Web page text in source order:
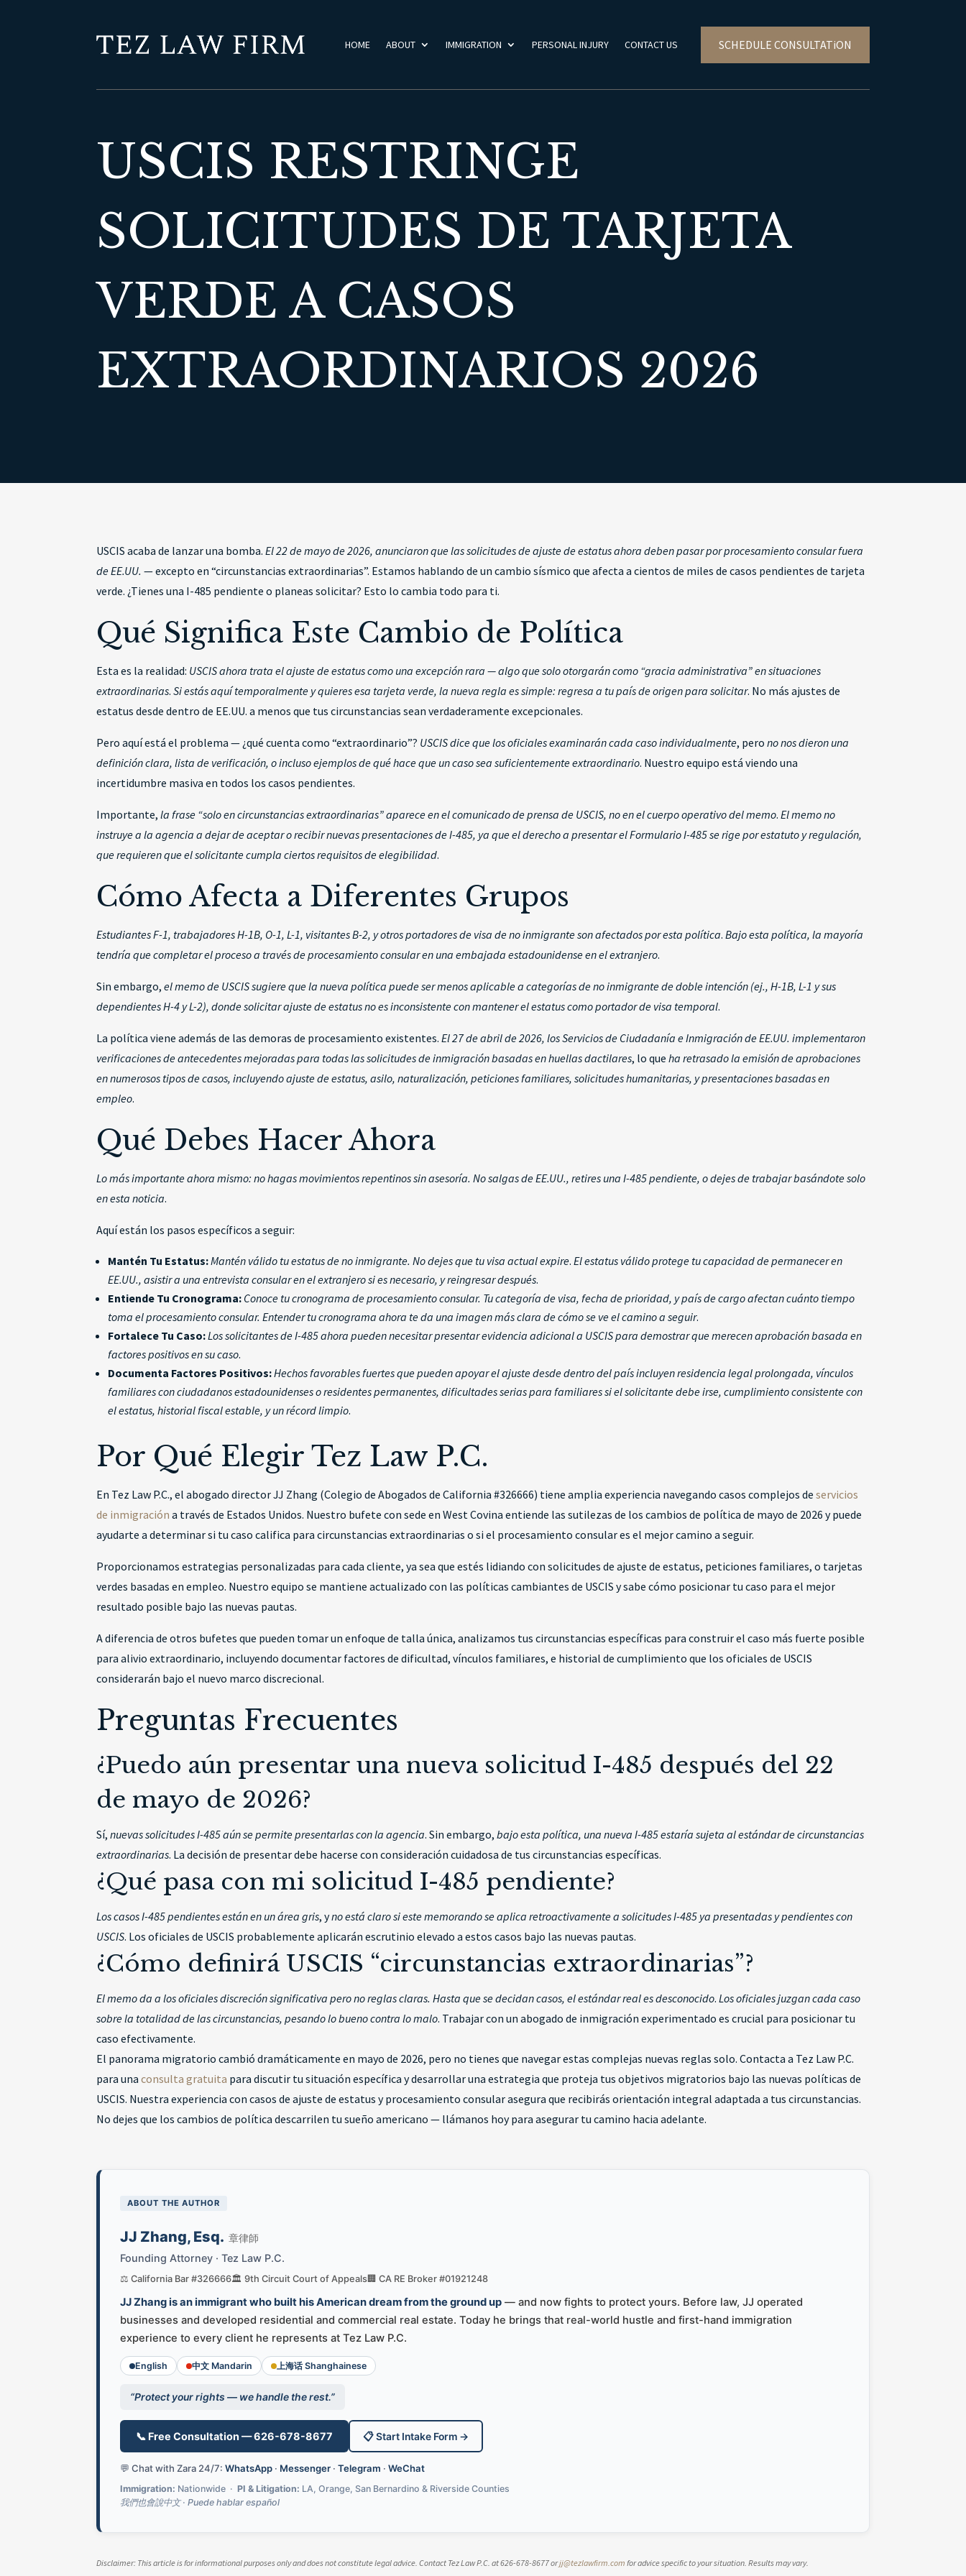
HOME ABOUT IMMIGRATION PERSONAL INJURY CONTACT US SCHEDULE CONSULTATiON
USCIS RESTRINGE
SOLICITUDES DE TARJETA
VERDE A CASOS
EXTRAORDINARIOS 2026
USCIS acaba de lanzar una bomba.El 22 de mayo de 2026, anunciaron que las solicitudes de ajuste de estatus ahora deben pasar por procesamiento consular fuera
de EE.UU. — excepto en “circunstancias extraordinarias”. Estamos hablando de un cambio sísmico que afecta a cientos de miles de casos pendientes de tarjeta
verde. ¿Tienes una I-485 pendiente o planeas solicitar? Esto lo cambia todo para ti.
Qué Significa Este Cambio de Política
Esta es la realidad: USCIS ahora trata el ajuste de estatus como una excepción rara — algo que solo otorgarán como “gracia administrativa” en situaciones
extraordinarias.Si estás aquí temporalmente y quieres esa tarjeta verde, la nueva regla es simple: regresa a tu país de origen para solicitar. No más ajustes de
estatus desde dentro de EE.UU. a menos que tus circunstancias sean verdaderamente excepcionales.
Pero aquí está el problema — ¿qué cuenta como “extraordinario”? USCIS dice que los oficiales examinarán cada caso individualmente, perono nos dieron una
definición clara, lista de verificación, o incluso ejemplos de qué hace que un caso sea suficientemente extraordinario. Nuestro equipo está viendo una
incertidumbre masiva en todos los casos pendientes.
Importante,la frase “solo en circunstancias extraordinarias” aparece en el comunicado de prensa de USCIS, no en el cuerpo operativo del memo.El memo no
instruye a la agencia a dejar de aceptar o recibir nuevas presentaciones de I-485, ya que el derecho a presentar el Formulario I-485 se rige por estatuto y regulación,
que requieren que el solicitante cumpla ciertos requisitos de elegibilidad.
Cómo Afecta a Diferentes Grupos
Estudiantes F-1, trabajadores H-1B, O-1, L-1, visitantes B-2, y otros portadores de visa de no inmigrante son afectados por esta política.Bajo esta política, la mayoría
tendría que completar el proceso a través de procesamiento consular en una embajada estadounidense en el extranjero.
Sin embargo,el memo de USCIS sugiere que la nueva política puede ser menos aplicable a categorías de no inmigrante de doble intención (ej., H-1B, L-1 y sus
dependientes H-4 y L-2), donde solicitar ajuste de estatus no es inconsistente con mantener el estatus como portador de visa temporal.
La política viene además de las demoras de procesamiento existentes.El 27 de abril de 2026, los Servicios de Ciudadanía e Inmigración de EE.UU. implementaron
verificaciones de antecedentes mejoradas para todas las solicitudes de inmigración basadas en huellas dactilares, lo queha retrasado la emisión de aprobaciones
en numerosos tipos de casos, incluyendo ajuste de estatus, asilo, naturalización, peticiones familiares, solicitudes humanitarias, y presentaciones basadas en
empleo.
Qué Debes Hacer Ahora
Lo más importante ahora mismo: no hagas movimientos repentinos sin asesoría. No salgas de EE.UU., retires una I-485 pendiente, o dejes de trabajar basándote solo
en esta noticia.
Aquí están los pasos específicos a seguir:
Mantén Tu Estatus:Mantén válido tu estatus de no inmigrante. No dejes que tu visa actual expire.El estatus válido protege tu capacidad de permanecer en
EE.UU., asistir a una entrevista consular en el extranjero si es necesario, y reingresar después.
Entiende Tu Cronograma: Conoce tu cronograma de procesamiento consular. Tu categoría de visa, fecha de prioridad, y país de cargo afectan cuánto tiempo
toma el procesamiento consular. Entender tu cronograma ahora te da una imagen más clara de cómo se ve el camino a seguir.
Fortalece Tu Caso:Los solicitantes de I-485 ahora pueden necesitar presentar evidencia adicional a USCIS para demostrar que merecen aprobación basada en
factores positivos en su caso.
Documenta Factores Positivos:Hechos favorables fuertes que pueden apoyar el ajuste desde dentro del país incluyen residencia legal prolongada, vínculos
familiares con ciudadanos estadounidenses o residentes permanentes, dificultades serias para familiares si el solicitante debe irse, cumplimiento consistente con
el estatus, historial fiscal estable, y un récord limpio.
Por Qué Elegir Tez Law P.C.
En Tez Law P.C., el abogado director JJ Zhang (Colegio de Abogados de California #326666) tiene amplia experiencia navegando casos complejos deservicios
de inmigración a través de Estados Unidos. Nuestro bufete con sede en West Covina entiende las sutilezas de los cambios de política de mayo de 2026 y puede
ayudarte a determinar si tu caso califica para circunstancias extraordinarias o si el procesamiento consular es el mejor camino a seguir.
Proporcionamos estrategias personalizadas para cada cliente, ya sea que estés lidiando con solicitudes de ajuste de estatus, peticiones familiares, o tarjetas
verdes basadas en empleo. Nuestro equipo se mantiene actualizado con las políticas cambiantes de USCIS y sabe cómo posicionar tu caso para el mejor
resultado posible bajo las nuevas pautas.
A diferencia de otros bufetes que pueden tomar un enfoque de talla única, analizamos tus circunstancias específicas para construir el caso más fuerte posible
para alivio extraordinario, incluyendo documentar factores de dificultad, vínculos familiares, e historial de cumplimiento que los oficiales de USCIS
considerarán bajo el nuevo marco discrecional.
Preguntas Frecuentes
¿Puedo aún presentar una nueva solicitud I-485 después del 22
de mayo de 2026?
Sí,nuevas solicitudes I-485 aún se permite presentarlas con la agencia. Sin embargo,bajo esta política, una nueva I-485 estaría sujeta al estándar de circunstancias
extraordinarias. La decisión de presentar debe hacerse con consideración cuidadosa de tus circunstancias específicas.
¿Qué pasa con mi solicitud I-485 pendiente?
Los casos I-485 pendientes están en un área gris, yno está claro si este memorando se aplica retroactivamente a solicitudes I-485 ya presentadas y pendientes con
USCIS. Los oficiales de USCIS probablemente aplicarán escrutinio elevado a estos casos bajo las nuevas pautas.
¿Cómo definirá USCIS “circunstancias extraordinarias”?
El memo da a los oficiales discreción significativa pero no reglas claras. Hasta que se decidan casos, el estándar real es desconocido.Los oficiales juzgan cada caso
sobre la totalidad de las circunstancias, pesando lo bueno contra lo malo. Trabajar con un abogado de inmigración experimentado es crucial para posicionar tu
caso efectivamente.
El panorama migratorio cambió dramáticamente en mayo de 2026, pero no tienes que navegar estas complejas nuevas reglas solo. Contacta a Tez Law P.C.
para unaconsulta gratuita para discutir tu situación específica y desarrollar una estrategia que proteja tus objetivos migratorios bajo las nuevas políticas de
USCIS. Nuestra experiencia con casos de ajuste de estatus y procesamiento consular asegura que recibirás orientación integral adaptada a tus circunstancias.
No dejes que los cambios de política descarrilen tu sueño americano — llámanos hoy para asegurar tu camino hacia adelante.
ABOUT THE AUTHOR
JJ Zhang, Esq. 章律師
Founding Attorney · Tez Law P.C.
⚖️ California Bar #326666🏛️ 9th Circuit Court of Appeals🏢 CA RE Broker #01921248
JJ Zhang is an immigrant who built his American dream from the ground up — and now fights to protect yours. Before law, JJ operated
businesses and developed residential and commercial real estate. Today he brings that real-world hustle and first-hand immigration
experience to every client he represents at Tez Law P.C.
English 中文 Mandarin 上海话 Shanghainese
“Protect your rights — we handle the rest.”
📞 Free Consultation — 626-678-8677 📋 Start Intake Form →
💬 Chat with Zara 24/7:WhatsApp · Messenger ·Telegram ·WeChat
Immigration: Nationwide ·PI & Litigation: LA, Orange, San Bernardino & Riverside Counties
我們也會說中文 · Puede hablar español
Disclaimer: This article is for informational purposes only and does not constitute legal advice. Contact Tez Law P.C. at 626-678-8677 orjj@tezlawfirm.com for advice specific to your situation. Results may vary.